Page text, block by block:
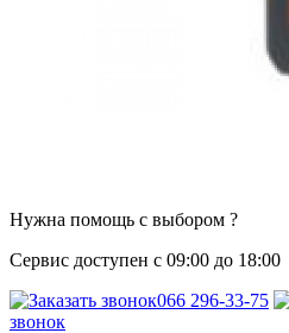
Нужна помощь с выбором ?
Сервис доступен с 09:00 до 18:00
066 296-33-75
звонок